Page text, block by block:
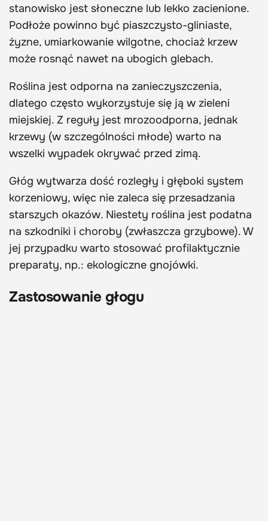
stanowisko jest słoneczne lub lekko zacienione.
Podłoże powinno być piaszczysto-gliniaste,
żyzne, umiarkowanie wilgotne, chociaż krzew
może rosnąć nawet na ubogich glebach.
Roślina jest odporna na zanieczyszczenia,
dlatego często wykorzystuje się ją w zieleni
miejskiej. Z reguły jest mrozoodporna, jednak
krzewy (w szczególności młode) warto na
wszelki wypadek okrywać przed zimą.
Głóg wytwarza dość rozległy i głęboki system
korzeniowy, więc nie zaleca się przesadzania
starszych okazów. Niestety roślina jest podatna
na szkodniki i choroby (zwłaszcza grzybowe). W
jej przypadku warto stosować profilaktycznie
preparaty, np.: ekologiczne gnojówki.
Zastosowanie głogu